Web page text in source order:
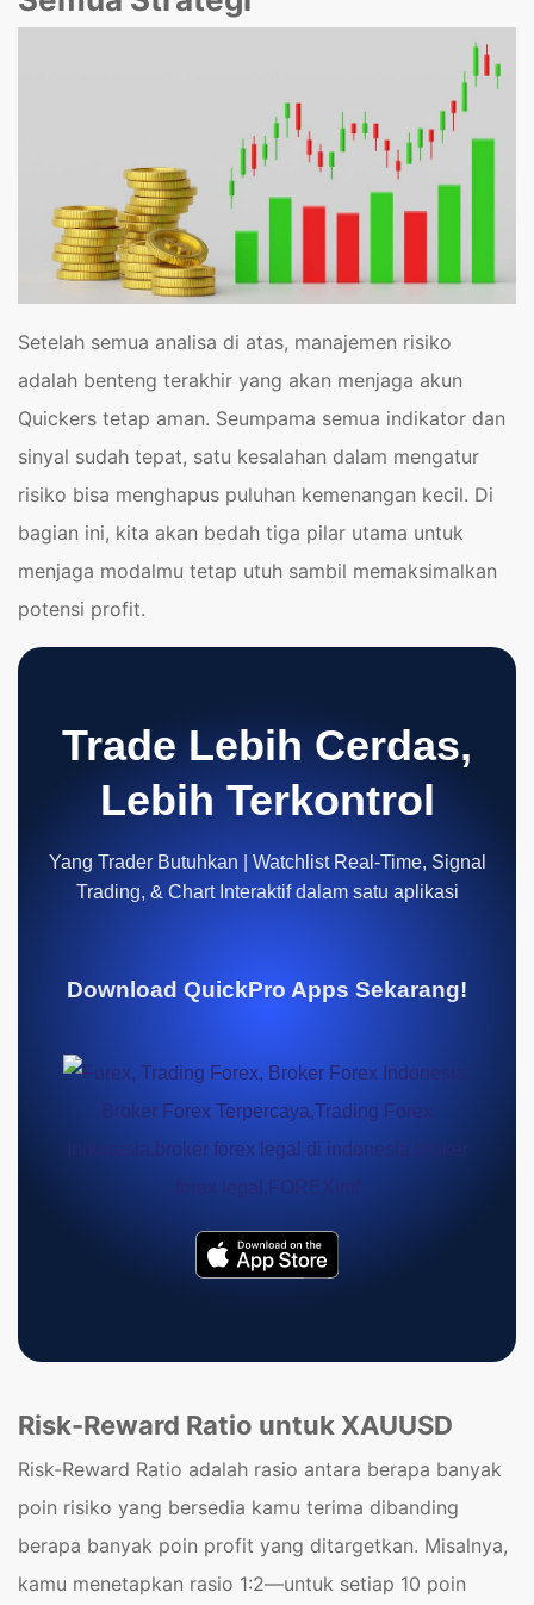
Setelah semua analisa di atas, manajemen risiko
adalah benteng terakhir yang akan menjaga akun
Quickers tetap aman. Seumpama semua indikator dan
sinyal sudah tepat, satu kesalahan dalam mengatur
risiko bisa menghapus puluhan kemenangan kecil. Di
bagian ini, kita akan bedah tiga pilar utama untuk
menjaga modalmu tetap utuh sambil memaksimalkan
potensi profit.
Trade Lebih Cerdas,
Lebih Terkontrol
Yang Trader Butuhkan | Watchlist Real-Time, Signal
Trading, & Chart Interaktif dalam satu aplikasi
Download QuickPro Apps Sekarang!
Risk-Reward Ratio untuk XAUUSD
Risk-Reward Ratio adalah rasio antara berapa banyak
poin risiko yang bersedia kamu terima dibanding
berapa banyak poin profit yang ditargetkan. Misalnya,
kamu menetapkan rasio 1:2—untuk setiap 10 poin